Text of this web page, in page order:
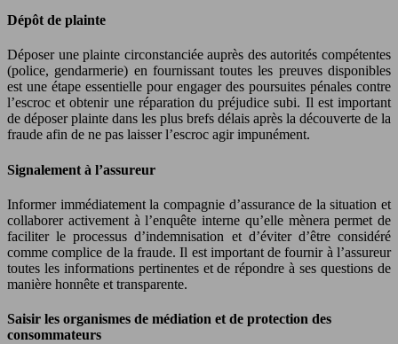
Dépôt de plainte
Déposer une plainte circonstanciée auprès des autorités compétentes
(police, gendarmerie) en fournissant toutes les preuves disponibles
est une étape essentielle pour engager des poursuites pénales contre
l’escroc et obtenir une réparation du préjudice subi. Il est important
de déposer plainte dans les plus brefs délais après la découverte de la
fraude afin de ne pas laisser l’escroc agir impunément.
Signalement à l’assureur
Informer immédiatement la compagnie d’assurance de la situation et
collaborer activement à l’enquête interne qu’elle mènera permet de
faciliter le processus d’indemnisation et d’éviter d’être considéré
comme complice de la fraude. Il est important de fournir à l’assureur
toutes les informations pertinentes et de répondre à ses questions de
manière honnête et transparente.
Saisir les organismes de médiation et de protection des
consommateurs